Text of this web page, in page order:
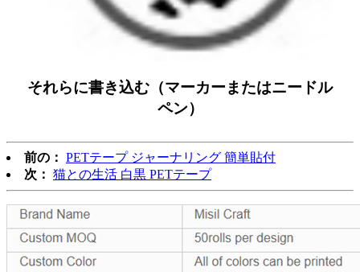
それらに書き込む（マーカーまたはニードル
ペン）
前の： PETテープ ジャーナリング 簡単貼付
次： 猫との生活 白黒 PETテープ